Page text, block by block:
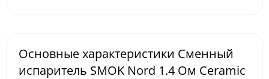
Основные характеристики Сменный
испаритель SMOK Nord 1.4 Ом Ceramic